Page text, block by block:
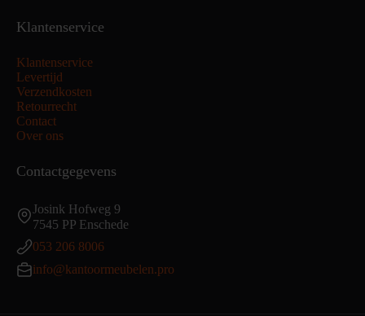
Klantenservice
Klantenservice
Levertijd
Verzendkosten
Retourrecht
Contact
Over ons
Contactgegevens
Josink Hofweg 9
7545 PP Enschede
053 206 8006
info@kantoormeubelen.pro